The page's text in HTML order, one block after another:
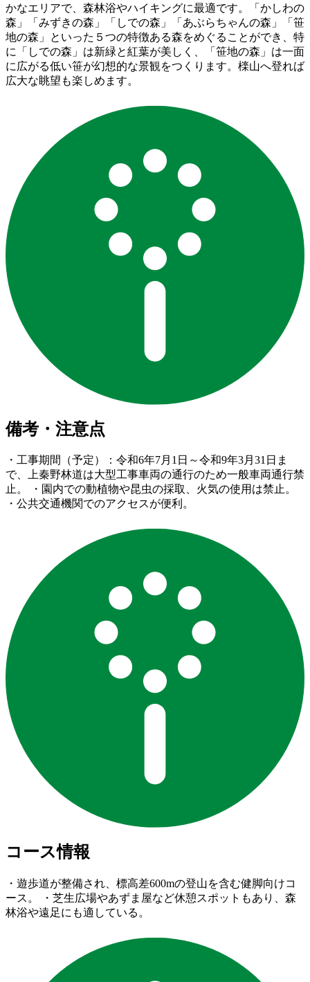
かなエリアで、森林浴やハイキングに最適です。「かしわの
森」「みずきの森」「しでの森」「あぶらちゃんの森」「笹
地の森」といった５つの特徴ある森をめぐることができ、特
に「しでの森」は新緑と紅葉が美しく、「笹地の森」は一面
に広がる低い笹が幻想的な景観をつくります。檪山へ登れば
広大な眺望も楽しめます。
備考・注意点
・工事期間（予定）：令和6年7月1日～令和9年3月31日ま
で、上秦野林道は大型工事車両の通行のため一般車両通行禁
止。 ・園内での動植物や昆虫の採取、火気の使用は禁止。
・公共交通機関でのアクセスが便利。
コース情報
・遊歩道が整備され、標高差600mの登山を含む健脚向けコ
ース。 ・芝生広場やあずま屋など休憩スポットもあり、森
林浴や遠足にも適している。